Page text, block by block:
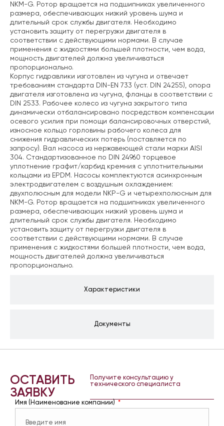
Характеристики
Документы
NKM-G. Ротор вращается на подшипниках увеличенного
размера, обеспечивающих низкий уровень шума и
длительный срок службы двигателя. Необходимо
установить защиту от перегрузки двигателя в
соответствии с действующими нормами. В случае
применения с жидкостями большей плотности, чем вода,
мощность двигателей должна увеличиваться
пропорционально.
Корпус гидравлики изготовлен из чугуна и отвечает
требованиям стандарта DIN-EN 733 (уст. DIN 24255), опора
двигателя изготовлена из чугуна, фланцы в соответствии с
DIN 2533. Рабочее колесо из чугуна закрытого типа
динамически отбалансировано посредством компенсации
осевого усилия при помощи балансировочных отверстий,
износное кольцо горловины рабочего колеса для
снижения гидравлических потерь (поставляется по
запросу). Вал насоса из нержавеющей стали марки AISI
304. Стандартизованное по DIN 24960 торцевое
уплотнение графит/карбид кремния с уплотнительными
кольцами из EPDM. Насосы комплектуются асинхронным
электродвигателем с воздушным охлаждением:
двухполюсным для модели NKP-G и четырехполюсным для
NKM-G. Ротор вращается на подшипниках увеличенного
размера, обеспечивающих низкий уровень шума и
длительный срок службы двигателя. Необходимо
установить защиту от перегрузки двигателя в
соответствии с действующими нормами. В случае
применения с жидкостями большей плотности, чем вода,
мощность двигателей должна увеличиваться
пропорционально.
ОСТАВИТЬ
ЗАЯВКУ
Получите консультацию у
технического специалиста
Имя (Наименование компании)